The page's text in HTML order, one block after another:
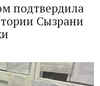
подтвердила
Сызрани